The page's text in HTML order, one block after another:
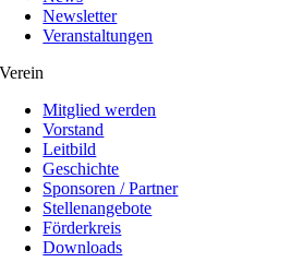
Newsletter
Veranstaltungen
Verein
Mitglied werden
Vorstand
Leitbild
Geschichte
Sponsoren / Partner
Stellenangebote
Förderkreis
Downloads